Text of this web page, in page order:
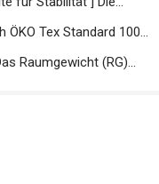
Tex Standard 100...
Raumgewicht (RG)...